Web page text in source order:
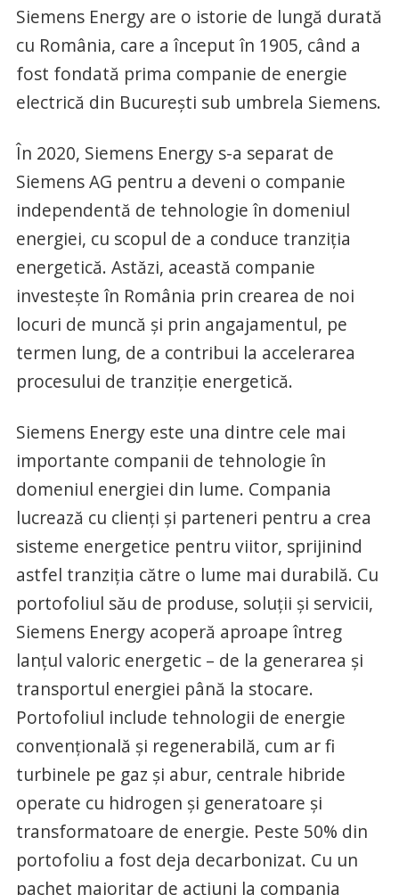
Siemens Energy are o istorie de lungă durată
cu România, care a început în 1905, când a
fost fondată prima companie de energie
electrică din București sub umbrela Siemens.
În 2020, Siemens Energy s-a separat de
Siemens AG pentru a deveni o companie
independentă de tehnologie în domeniul
energiei, cu scopul de a conduce tranziția
energetică. Astăzi, această companie
investește în România prin crearea de noi
locuri de muncă și prin angajamentul, pe
termen lung, de a contribui la accelerarea
procesului de tranziție energetică.
Siemens Energy este una dintre cele mai
importante companii de tehnologie în
domeniul energiei din lume. Compania
lucrează cu clienți și parteneri pentru a crea
sisteme energetice pentru viitor, sprijinind
astfel tranziția către o lume mai durabilă. Cu
portofoliul său de produse, soluții și servicii,
Siemens Energy acoperă aproape întreg
lanțul valoric energetic – de la generarea și
transportul energiei până la stocare.
Portofoliul include tehnologii de energie
convențională și regenerabilă, cum ar fi
turbinele pe gaz și abur, centrale hibride
operate cu hidrogen și generatoare și
transformatoare de energie. Peste 50% din
portofoliu a fost deja decarbonizat. Cu un
pachet majoritar de acțiuni la compania